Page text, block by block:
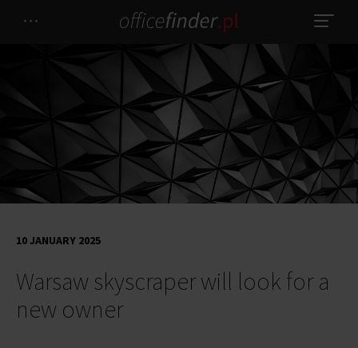
Warsaw skyscraper will look for a
new owner
10 JANUARY 2025